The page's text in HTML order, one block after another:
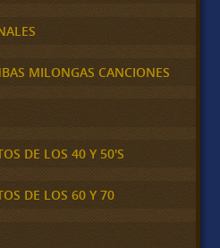
MILONGAS CANCIONES
DE LOS 40 Y 50'S
DE LOS 60 Y 70